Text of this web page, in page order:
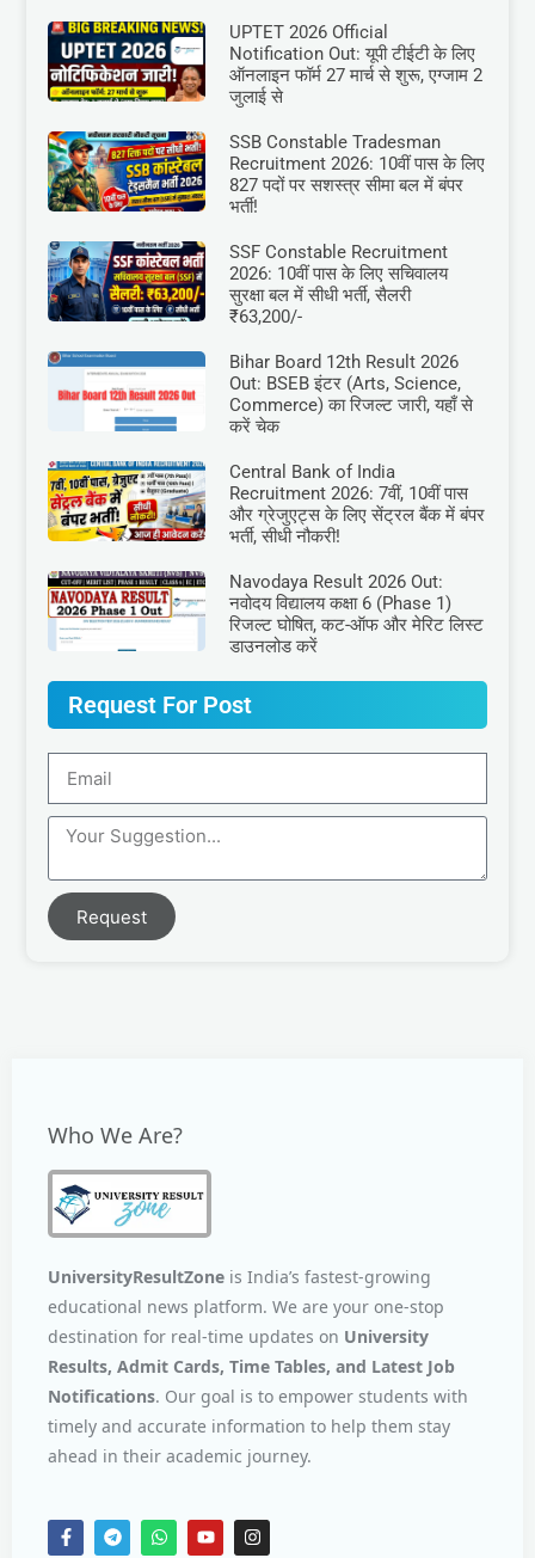
UPTET 2026 Official
Notification Out: यूपी टीईटी के लिए
ऑनलाइन फॉर्म 27 मार्च से शुरू, एग्जाम 2
जुलाई से
SSB Constable Tradesman
Recruitment 2026: 10वीं पास के लिए
827 पदों पर सशस्त्र सीमा बल में बंपर
भर्ती!
SSF Constable Recruitment
2026: 10वीं पास के लिए सचिवालय
सुरक्षा बल में सीधी भर्ती, सैलरी
₹63,200/-
Bihar Board 12th Result 2026
Out: BSEB इंटर (Arts, Science,
Commerce) का रिजल्ट जारी, यहाँ से
करें चेक
Central Bank of India
Recruitment 2026: 7वीं, 10वीं पास
और ग्रेजुएट्स के लिए सेंट्रल बैंक में बंपर
भर्ती, सीधी नौकरी!
Navodaya Result 2026 Out:
नवोदय विद्यालय कक्षा 6 (Phase 1)
रिजल्ट घोषित, कट-ऑफ और मेरिट लिस्ट
डाउनलोड करें
Request For Post
Request
Who We Are?
UniversityResultZone is India’s fastest-growing
educational news platform. We are your one-stop
destination for real-time updates on University
Results, Admit Cards, Time Tables, and Latest Job
Notifications. Our goal is to empower students with
timely and accurate information to help them stay
ahead in their academic journey.